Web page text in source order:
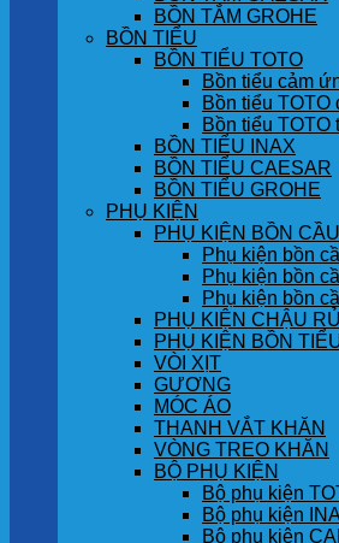
BỒN TẮM GROHE
BỒN TIỂU
BỒN TIỂU TOTO
Bồn tiểu cảm
Bồn tiểu TOTO
Bồn tiểu TOTO
BỒN TIỂU INAX
BỒN TIỂU CAESAR
BỒN TIỂU GROHE
PHỤ KIỆN
PHỤ KIỆN BỒN CẦU
Phụ kiện bồn
Phụ kiện bồn
Phụ kiện bồn
PHỤ KIỆN CHẬU
PHỤ KIỆN BỒN
VÒI XỊT
GƯƠNG
MÓC ÁO
THANH VẮT KHĂN
VÒNG TREO KHĂN
BỘ PHỤ KIỆN
Bộ phụ kiện
Bộ phụ kiện
Bộ phụ kiện